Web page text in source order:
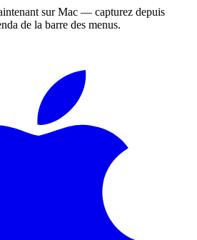
sur Mac — capturez depuis
de la barre des menus.